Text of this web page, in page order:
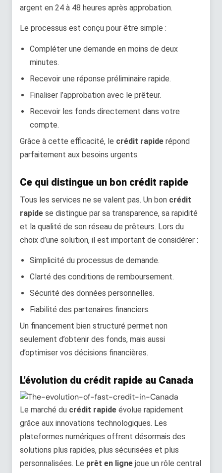
argent en 24 à 48 heures après approbation.
Le processus est conçu pour être simple :
Compléter une demande en moins de deux
minutes.
Recevoir une réponse préliminaire rapide.
Finaliser l’approbation avec le prêteur.
Recevoir les fonds directement dans votre
compte.
Grâce à cette efficacité, le crédit rapide répond
parfaitement aux besoins urgents.
Ce qui distingue un bon crédit rapide
Tous les services ne se valent pas. Un bon crédit
rapide se distingue par sa transparence, sa rapidité
et la qualité de son réseau de prêteurs. Lors du
choix d’une solution, il est important de considérer :
Simplicité du processus de demande.
Clarté des conditions de remboursement.
Sécurité des données personnelles.
Fiabilité des partenaires financiers.
Un financement bien structuré permet non
seulement d’obtenir des fonds, mais aussi
d’optimiser vos décisions financières.
L’évolution du crédit rapide au Canada
Le marché du crédit rapide évolue rapidement
grâce aux innovations technologiques. Les
plateformes numériques offrent désormais des
solutions plus rapides, plus sécurisées et plus
personnalisées. Le prêt en ligne joue un rôle central